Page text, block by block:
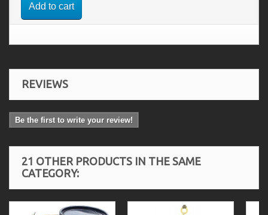
Add to cart
REVIEWS
Be the first to write your review!
21 OTHER PRODUCTS IN THE SAME
CATEGORY: